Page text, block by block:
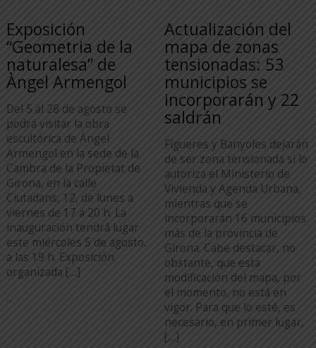
Exposición
“Geometria de la
naturalesa” de
Àngel Armengol
Del 5 al 28 de agosto se
podrá visitar la obra
escultórica de Àngel
Armengol en la sede de la
Cambra de la Propietat de
Girona, en la calle
Ciutadans, 12, de lunes a
viernes de 17 a 20 h. La
inauguración tendrá lugar
este miércoles 5 de agosto,
a las 19 h. Exposición
organizada […]
...
Actualización del
mapa de zonas
tensionadas: 53
municipios se
incorporarán y 22
saldrán
Figueres y Banyoles dejarán
de ser zona tensionada si lo
autoriza el Ministerio de
Vivienda y Agenda Urbana,
mientras que se
incorporarán 16 municipios
más de la provincia de
Girona. Cabe destacar, no
obstante, que esta
modificación del mapa, por
el momento, no está en
vigor. Para que lo esté, es
necesario, en primer lugar,
[…]